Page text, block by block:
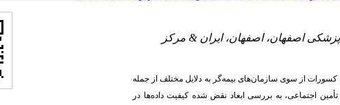
اصفهان، اصفهان، ایران & مرکز
کسورات از سوی سازمانهای بیمهگر به دلایل مختلف از جمله
اجتماعی، به بررسی ابعاد نقض شده کیفیت داده‌ها در